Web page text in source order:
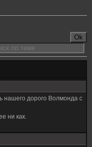
нашего дорого Волмонда с
ни как.